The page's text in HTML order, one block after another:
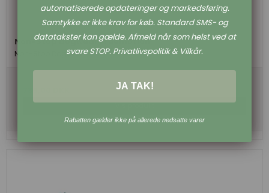
Non-Stop Dogwear Freemotion
Non-Stop Dogwear
Vis produkt
automatiserede opdateringer og markedsføring.
Samtykke er ikke krav for køb. Standard SMS- og
datatakster kan gælde. Afmeld når som helst ved at
svare STOP. Privatlivspolitik & Vilkår.
JA TAK!
Rabatten gælder ikke på allerede nedsatte varer